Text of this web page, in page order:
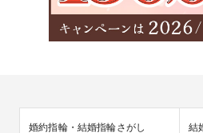
婚約指輪・結婚指輪さがし 結